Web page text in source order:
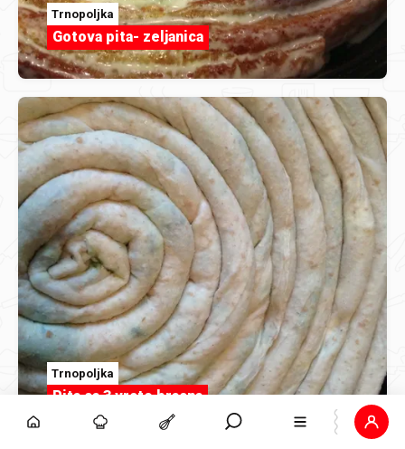
Trnopoljka
Gotova pita- zeljanica
Trnopoljka
Pita sa 3 vrste brasna